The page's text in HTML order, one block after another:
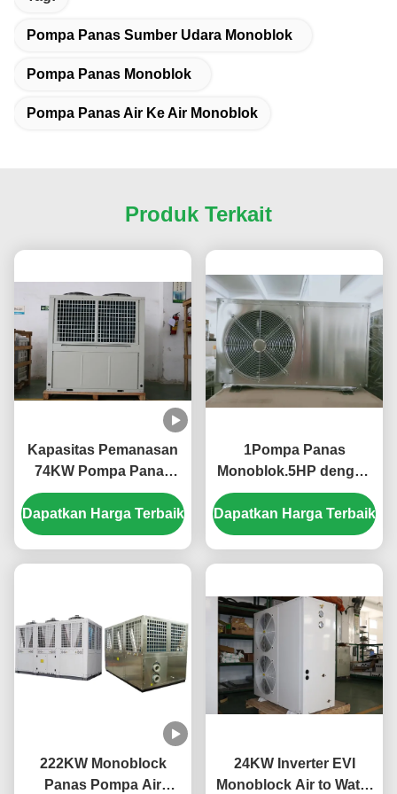
Pompa Panas Sumber Udara Monoblok
Pompa Panas Monoblok
Pompa Panas Air Ke Air Monoblok
Produk Terkait
Kapasitas Pemanasan
74KW Pompa Panas
Monoblok Multifungsi
dengan Desain Kompak
dan Pelindung Berbagai
Dapatkan Harga Terbaik
1Pompa Panas
Monoblok.5HP dengan
COP tinggi 3,8 ~
4.6Konstruksi baja
tahan karat, dan
Dapatkan Harga Terbaik
222KW Monoblock
Panas Pompa Air
24KW Inverter EVI
Monoblock Air to Water